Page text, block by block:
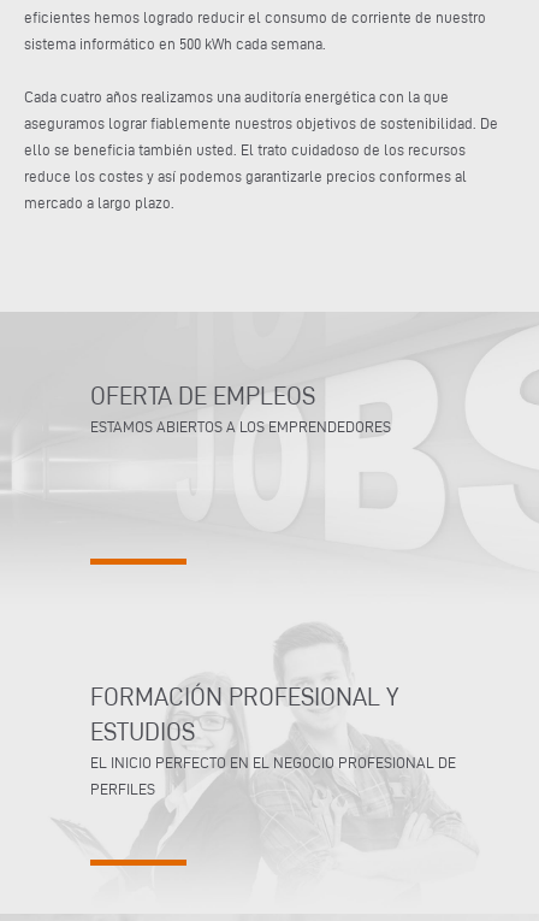
eficientes hemos logrado reducir el consumo de corriente de nuestro
sistema informático en 500 kWh cada semana.
Cada cuatro años realizamos una auditoría energética con la que
aseguramos lograr fiablemente nuestros objetivos de sostenibilidad. De
ello se beneficia también usted. El trato cuidadoso de los recursos
reduce los costes y así podemos garantizarle precios conformes al
mercado a largo plazo.
OFERTA DE EMPLEOS
ESTAMOS ABIERTOS A LOS EMPRENDEDORES
FORMACIÓN PROFESIONAL Y
ESTUDIOS
EL INICIO PERFECTO EN EL NEGOCIO PROFESIONAL DE
PERFILES